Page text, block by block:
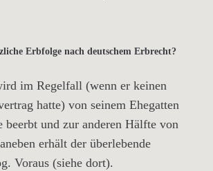
Erbfolge nach deutschem Erbrecht?
im Regelfall (wenn er keinen
hatte) von seinem Ehegatten
beerbt und zur anderen Hälfte von
erhält der überlebende
Voraus (siehe dort).